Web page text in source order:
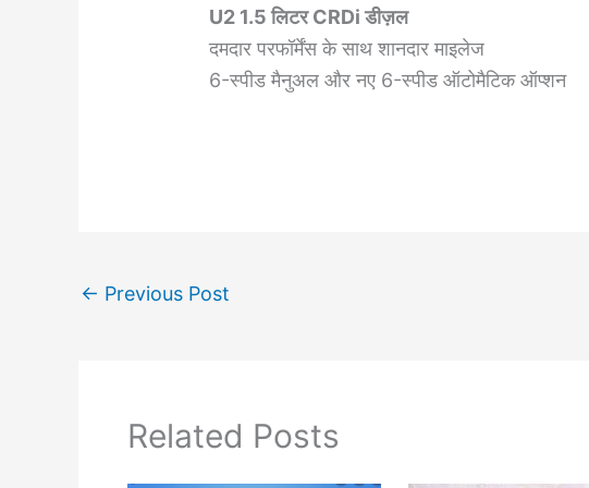
U2 1.5 लिटर CRDi डीज़ल
दमदार परफॉर्मेंस के साथ शानदार माइलेज
6-स्पीड मैनुअल और नए 6-स्पीड ऑटोमैटिक ऑप्शन
← Previous Post
Related Posts